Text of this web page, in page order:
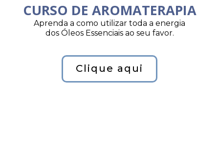
CURSO DE AROMATERAPIA
Aprenda a como utilizar toda a energia
dos Óleos Essenciais ao seu favor.
Clique aqui